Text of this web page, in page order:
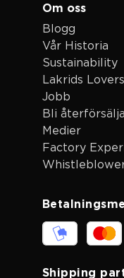
Om oss
Blogg
Vår Historia
Sustainability
Lakrids Lovers
Jobb
Bli
Medier
Factory
Shipping